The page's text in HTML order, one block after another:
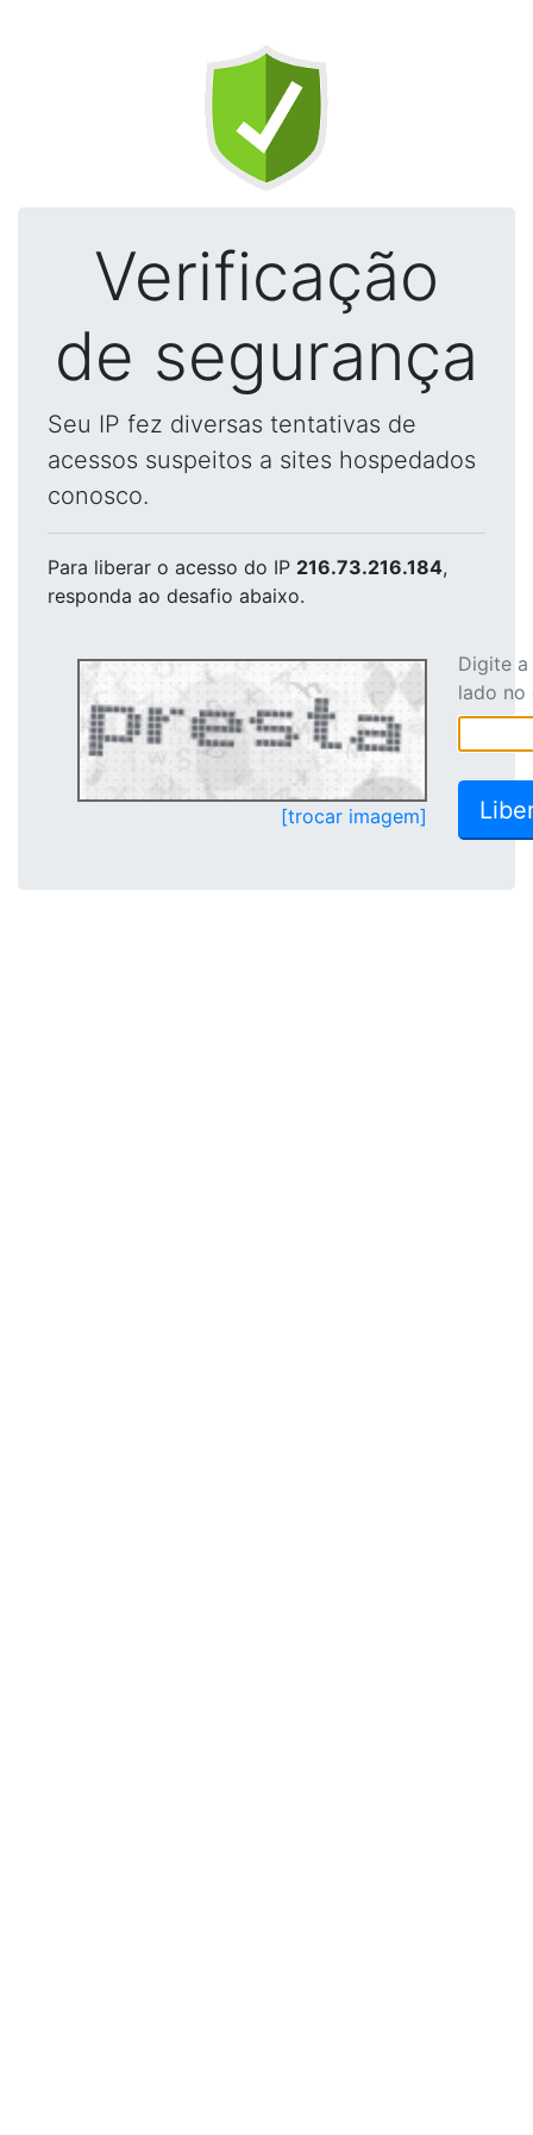
Verificação
de segurança
Seu IP fez diversas tentativas de
acessos suspeitos a sites hospedados
conosco.
Para liberar o acesso do IP 216.73.216.184,
responda ao desafio abaixo.
[trocar imagem]
Digite
lado no